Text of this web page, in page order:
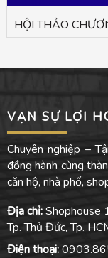
HỘI THẢO
VẠN SỰ LỢI
Chuyên nghiệp –
đồng hành cùng
căn hộ, nhà phố,
Địa chỉ:Shophouse
Tp. Thủ Đức, Tp.
Điện thoại: